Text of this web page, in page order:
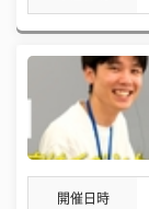
開催日時